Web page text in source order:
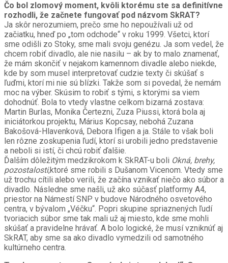
Čo bol zlomový moment, kvôli ktorému ste sa definitívne
rozhodli, že začnete fungovať pod názvom SkRAT?
Ja skôr nerozumiem, prečo sme ho nepoužívali už od
začiatku, hneď po „tom odchode“ v roku 1999. Všetci, ktorí
sme odišli zo Stoky, sme mali svoju genézu. Ja som vedel, že
chcem robiť divadlo, ale nie nasilu – ak by to malo znamenať,
že mám skončiť v nejakom kamennom divadle alebo niekde,
kde by som musel interpretovať cudzie texty či skúšať s
ľuďmi, ktorí mi nie sú blízki. Takže som si povedal, že nemám
moc na výber. Skúsim to robiť s tými, s ktorými sa viem
dohodnúť. Bola to vtedy vlastne celkom bizarná zostava:
Martin Burlas, Monika Čertezni, Zuza Piussi, ktorá bola aj
iniciátorkou projektu, Márius Kopcsay, nebohá Zuzana
Bakošová-Hlavenková, Debora Ifigen a ja. Stále to však boli
len rôzne zoskupenia ľudí, ktorí si urobili jedno predstavenie
a neboli si istí, či chcú robiť ďalšie.
Ďalším dôležitým medzikrokom k SkRAT-u boli Okná, brehy,
pozostalosti,ktoré sme robili s Dušanom Vicenom. Vtedy sme
už trochu cítili alebo verili, že začína vznikať niečo ako súbor a
divadlo. Následne sme našli, už ako súčasť platformy A4,
priestor na Námestí SNP v budove Národného osvetového
centra, v bývalom „Véčku“. Popri skupine spriaznených ľudí
tvoriacich súbor sme tak mali už aj miesto, kde sme mohli
skúšať a pravidelne hrávať. A bolo logické, že musí vzniknúť aj
SkRAT, aby sme sa ako divadlo vymedzili od samotného
kultúrneho centra.